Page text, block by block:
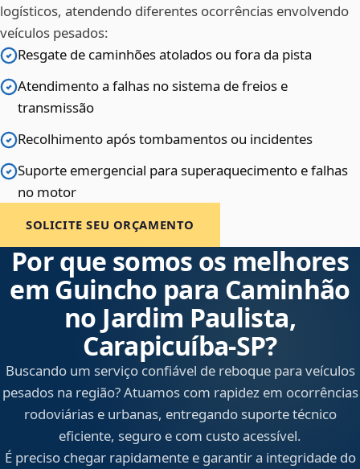
logísticos, atendendo diferentes ocorrências envolvendo
veículos pesados:
Resgate de caminhões atolados ou fora da pista
Atendimento a falhas no sistema de freios e
transmissão
Recolhimento após tombamentos ou incidentes
Suporte emergencial para superaquecimento e falhas
no motor
SOLICITE SEU ORÇAMENTO
Por que somos os melhores
em Guincho para Caminhão
no Jardim Paulista,
Carapicuíba‑SP?
Buscando um serviço confiável de reboque para veículos
pesados na região? Atuamos com rapidez em ocorrências
rodoviárias e urbanas, entregando suporte técnico
eficiente, seguro e com custo acessível.
É preciso chegar rapidamente e garantir a integridade do